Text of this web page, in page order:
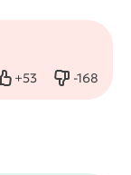
+53
Нравится -168
Не